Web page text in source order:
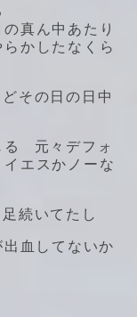
真ん中あたり
かしたなくら
その日の日中
る 元々デフォ
エスかノーな
続いてたし
血してないか